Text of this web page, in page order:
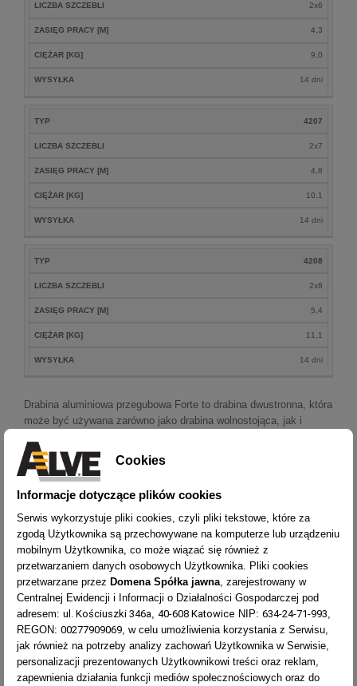
LICZBA SZCZEBLI 2x6
ZASIĘG PRACY [M] 4,3
CIĘŻAR [KG] 9,0
WYSYŁKA 14 dni
TYP 4207
LICZBA SZCZEBLI 2x7
ZASIĘG PRACY [M] 4,8
CIĘŻAR [KG] 10,1
WYSYŁKA 14 dni
TYP 4208
LICZBA SZCZEBLI 2x8
ZASIĘG PRACY [M] 5,4
CIĘŻAR [KG] 11,1
WYSYŁKA 14 dni
Drabina aluminiowa przegubowa Forte to drabina dwustronna, która
może być używana zarówno jako drabina wolnostojąca, jak i
8 szczebli, a jej zasięg to maksymalnie 5,4 m. Drabinę można
używać w budynkach oraz na zewnątrz - w domu, w ogrodzie,
podczas remontu.
Stabilność drabiny gwarantują solidne szczeble antypoślizgowe o
wymiarach 28x28 mm. Podgumowane stopki zapewniają
doskonałe oparcie drabiny na podłożu i zapobiegają ślizganiu się
drabiny. Drabina jest wykonana z aluminium, dlatego jest lekka i
stabilna, co zapewnia wysoki komfort pracy. Łatwo się rozkłada i
jest bezpieczna w użyciu. Konstrukcja drabiny jest bardzo stabilna
i wytrzymała, dzięki czemu można wykorzystać ją do bardzo
intensywnego użytkowania.
Drabina objęta jest 7-letnią gwarancją i jest zgodna z wymaganymi
normami EN-131.
Cookies
Informacje dotyczące plików cookies
Serwis wykorzystuje pliki cookies, czyli pliki tekstowe, które za
zgodą Użytkownika są przechowywane na komputerze lub urządzeniu
mobilnym Użytkownika, co może wiązać się również z
przetwarzaniem danych osobowych Użytkownika. Pliki cookies
przetwarzane przez Domena Spółka jawna , zarejestrowany w
Centralnej Ewidencji i Informacji o Działalności Gospodarczej pod
adresem: ul. Kościuszki 346a 40-608 Katowice NIP: 634-24-71-993
REGON: 00277909069 , w celu umożliwienia korzystania z Serwisu,
jak również na potrzeby analizy zachowań Użytkownika w Serwisie,
personalizacji prezentowanych Użytkownikowi treści oraz reklam,
zapewnienia działania funkcji mediów społecznościowych oraz do